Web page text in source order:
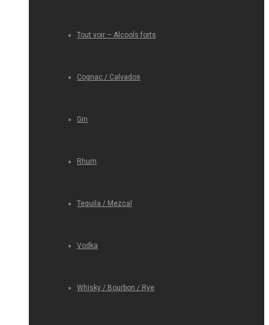
Tout voir – Alcools forts
Cognac / Calvados
Gin
Rhum
Tequila / Mezcal
Vodka
Whisky / Bourbon / Rye